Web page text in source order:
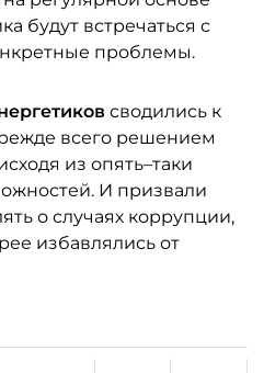
будут встречаться с
проблемы.
сводились к
всего решением
из опять–таки
И призвали
о случаях коррупции,
избавлялись от